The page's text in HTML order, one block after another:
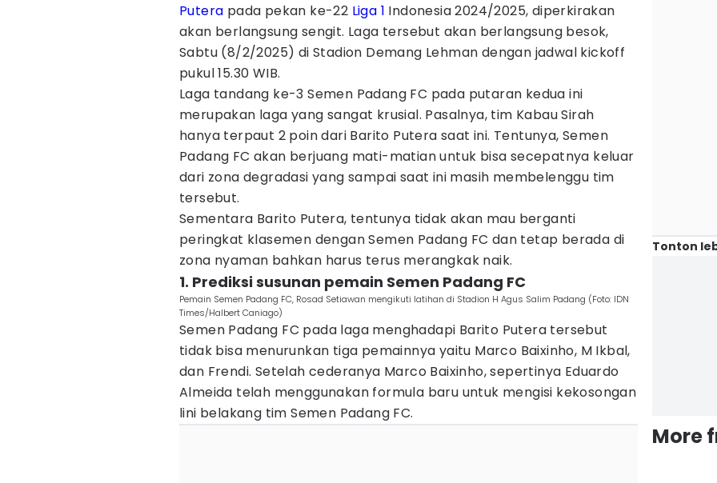
Putera pada pekan ke-22 Liga 1 Indonesia 2024/2025, diperkirakan
akan berlangsung sengit. Laga tersebut akan berlangsung besok,
Sabtu (8/2/2025) di Stadion Demang Lehman dengan jadwal kickoff
pukul 15.30 WIB.
Laga tandang ke-3 Semen Padang FC pada putaran kedua ini
merupakan laga yang sangat krusial. Pasalnya, tim Kabau Sirah
hanya terpaut 2 poin dari Barito Putera saat ini. Tentunya, Semen
Padang FC akan berjuang mati-matian untuk bisa secepatnya keluar
dari zona degradasi yang sampai saat ini masih membelenggu tim
tersebut.
Sementara Barito Putera, tentunya tidak akan mau berganti
peringkat klasemen dengan Semen Padang FC dan tetap berada di
zona nyaman bahkan harus terus merangkak naik.
1. Prediksi susunan pemain Semen Padang FC
Pemain Semen Padang FC, Rosad Setiawan mengikuti latihan di Stadion H Agus Salim Padang (Foto: IDN
Times/Halbert Caniago)
Semen Padang FC pada laga menghadapi Barito Putera tersebut
tidak bisa menurunkan tiga pemainnya yaitu Marco Baixinho, M Ikbal,
dan Frendi. Setelah cederanya Marco Baixinho, sepertinya Eduardo
Almeida telah menggunakan formula baru untuk mengisi kekosongan
lini belakang tim Semen Padang FC.
Tonton
More